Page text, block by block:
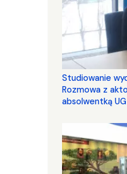
Studiowanie
Rozmowa z
absolwentką UG